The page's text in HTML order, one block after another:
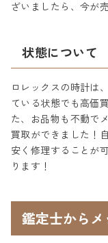
ざいましたら、今が
状態について
ロレックスの時計は
ている状態でも高価
た、お品物も不動で
買取ができました！
安く修理することが
ります！
鑑定士からメ